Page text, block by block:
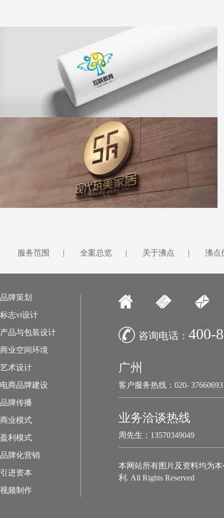
吴源互联教育
服务范围 | 全案总览 | 关于沸点 | 沸点
品牌策划
标志vi设计
产品与包装设计
商业空间环境
艺术设计
电商品牌建设
品牌传播
商业模式
盈利模式
品牌化营销
引进资本
视频制作
咨询电话： 400-
广州
客户服务热线：020- 37660693
业务洽谈热线
周先生：13570349049
本网站所有图片及资料均为
利. All Rights Reserved